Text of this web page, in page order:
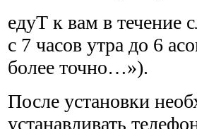
едуТ к вам в течение
с 7 часов утра до 6
более точно…»).
После установки
устанавливать